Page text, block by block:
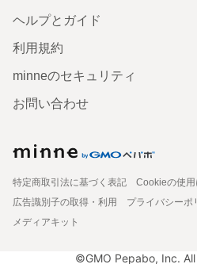
ヘルプとガイド
利用規約
minneのセキュリティ
お問い合わせ
特定商取引法に基づく表記
Cookieの使用
広告識別子の取得・利用
プライバシーポ
メディアキット
©GMO Pepabo, Inc.